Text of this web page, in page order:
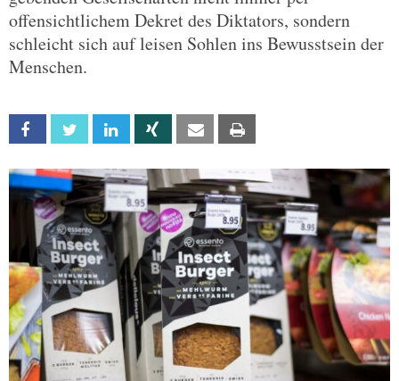
offensichtlichem Dekret des Diktators, sondern
schleicht sich auf leisen Sohlen ins Bewusstsein der
Menschen.
Facebook Twitter Linkedin Xing Email